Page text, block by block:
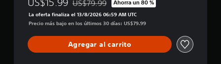
US$15.99 Rebajado del precio original de US$79.99
US$79.99 Ahorra un 80 %
La oferta finaliza el 13/8/2026 06:59 AM UTC
Precio más bajo en los últimos 30 días: US$79.99
Agregar al carrito